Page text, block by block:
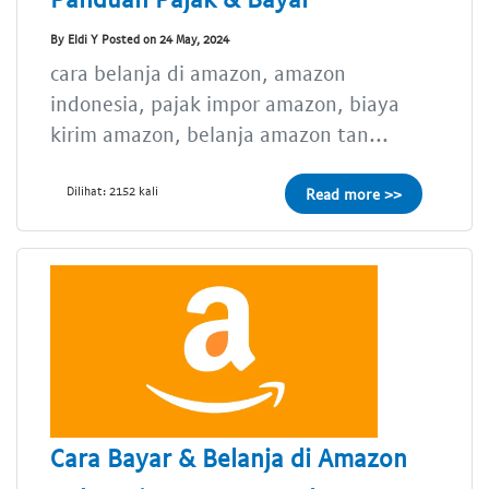
By Eldi Y Posted on 24 May, 2024
cara belanja di amazon, amazon
indonesia, pajak impor amazon, biaya
kirim amazon, belanja amazon tan...
Dilihat: 2152 kali Read more >>
Cara Bayar & Belanja di Amazon